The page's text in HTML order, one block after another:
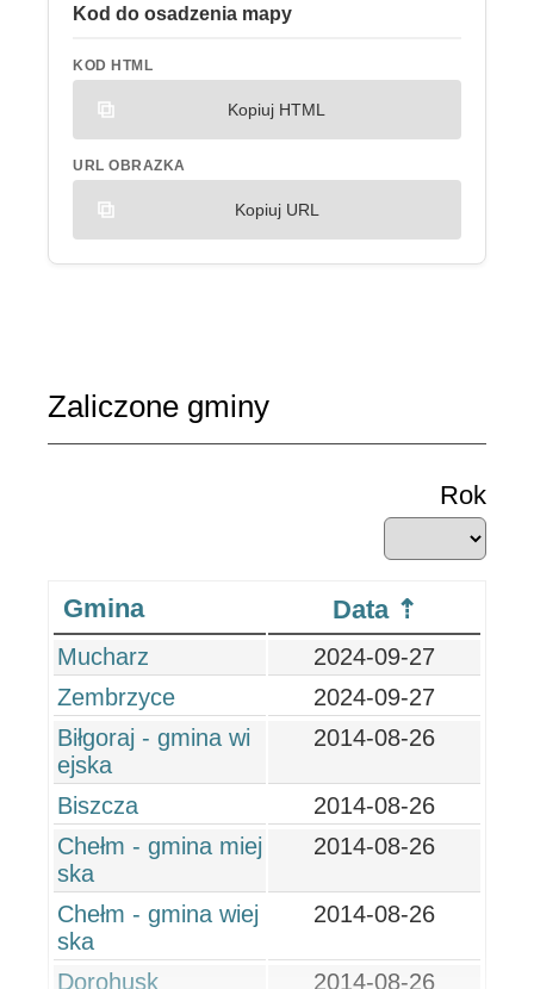
Kod do osadzenia mapy
KOD HTML
Kopiuj HTML
URL OBRAZKA
Kopiuj URL
Zaliczone gminy
Rok
Gmina Data
Mucharz
2024-09-27
Zembrzyce
2024-09-27
Biłgoraj - gmina wi
ejska
2014-08-26
Biszcza
2014-08-26
Chełm - gmina miej
ska
2014-08-26
Chełm - gmina wiej
ska
2014-08-26
Dorohusk 2014-08-26